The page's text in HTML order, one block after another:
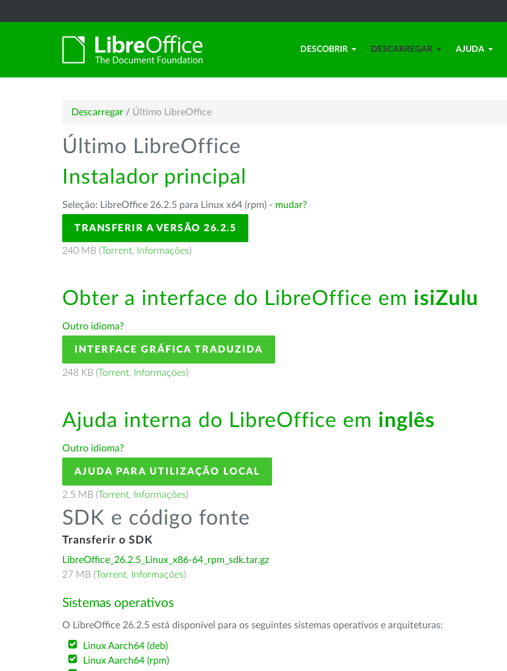
DESCOBRIR DESCARREGAR AJUDA
Descarregar / Último LibreOffice
Último LibreOffice
Instalador principal
Seleção: LibreOffice 26.2.5 para Linux x64 (rpm) - mudar?
TRANSFERIR A VERSÃO 26.2.5
240 MB (Torrent, Informações)
Obter a interface do LibreOffice em isiZulu
Outro idioma?
INTERFACE GRÁFICA TRADUZIDA
248 KB (Torrent, Informações)
Ajuda interna do LibreOffice em inglês
Outro idioma?
AJUDA PARA UTILIZAÇÃO LOCAL
2.5 MB (Torrent, Informações)
SDK e código fonte
Transferir o SDK
LibreOffice_26.2.5_Linux_x86-64_rpm_sdk.tar.gz
27 MB (Torrent, Informações)
Sistemas operativos
O LibreOffice 26.2.5 está disponível para os seguintes sistemas operativos e arquiteturas:
Linux Aarch64 (deb)
Linux Aarch64 (rpm)